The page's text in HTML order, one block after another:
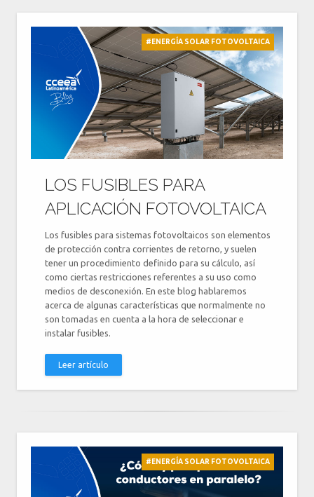
#ENERGÍA SOLAR FOTOVOLTAICA
LOS FUSIBLES PARA
APLICACIÓN FOTOVOLTAICA
Los fusibles para sistemas fotovoltaicos son elementos
de protección contra corrientes de retorno, y suelen
tener un procedimiento definido para su cálculo, así
como ciertas restricciones referentes a su uso como
medios de desconexión. En este blog hablaremos
acerca de algunas características que normalmente no
son tomadas en cuenta a la hora de seleccionar e
instalar fusibles.
Leer artículo
#ENERGÍA SOLAR FOTOVOLTAICA